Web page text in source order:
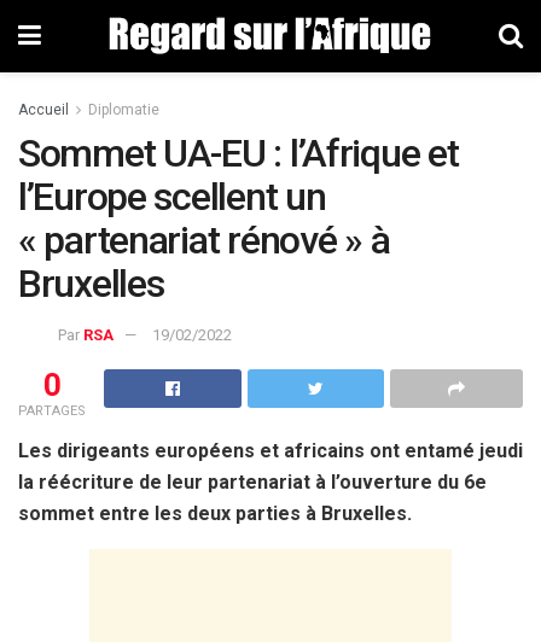
Accueil Diplomatie
Sommet UA-EU : l’Afrique et
l’Europe scellent un
« partenariat rénové » à
Bruxelles
Par RSA 19/02/2022
0
PARTAGES
Les dirigeants européens et africains ont entamé jeudi
la réécriture de leur partenariat à l’ouverture du 6e
sommet entre les deux parties à Bruxelles.